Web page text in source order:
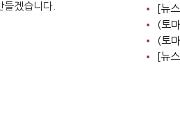
겠습니다.
[뉴
(토
(토
[뉴